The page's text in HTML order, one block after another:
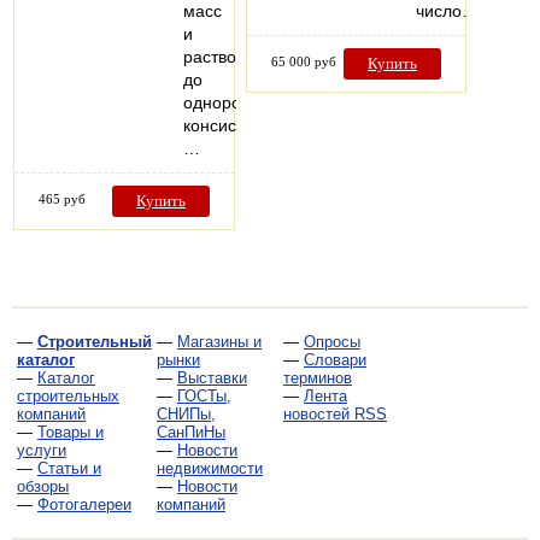
масс
и
растворов
до
однородной
консистенции.
465 руб Купить
число…
65 000 руб Купить
— Строительный
каталог
— Каталог
строительных
компаний
— Товары и
услуги
— Статьи и
обзоры
— Фотогалереи
— Магазины и
рынки
— Выставки
— ГОСТы,
СНИПы,
СанПиНы
— Новости
недвижимости
— Новости
компаний
— Опросы
— Словари
терминов
— Лента
новостей RSS